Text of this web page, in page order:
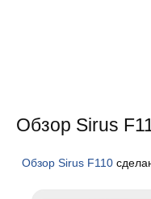
Обзор Sirus
Обзор Sirus F110